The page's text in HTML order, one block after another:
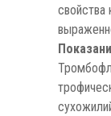
свойства